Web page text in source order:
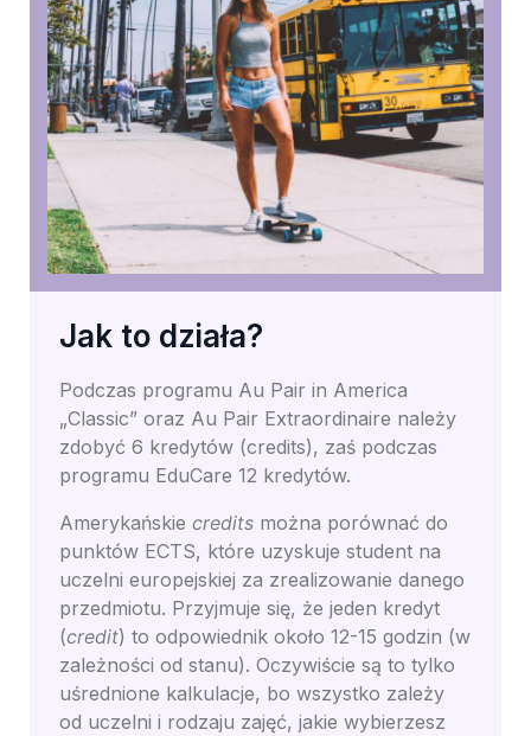
Jak to działa?
Podczas programu Au Pair in America
„Classic” oraz Au Pair Extraordinaire należy
zdobyć 6 kredytów (credits), zaś podczas
programu EduCare 12 kredytów.
Amerykańskie credits można porównać do
punktów ECTS, które uzyskuje student na
uczelni europejskiej za zrealizowanie danego
przedmiotu. Przyjmuje się, że jeden kredyt
(credit) to odpowiednik około 12-15 godzin (w
zależności od stanu). Oczywiście są to tylko
uśrednione kalkulacje, bo wszystko zależy
od uczelni i rodzaju zajęć, jakie wybierzesz